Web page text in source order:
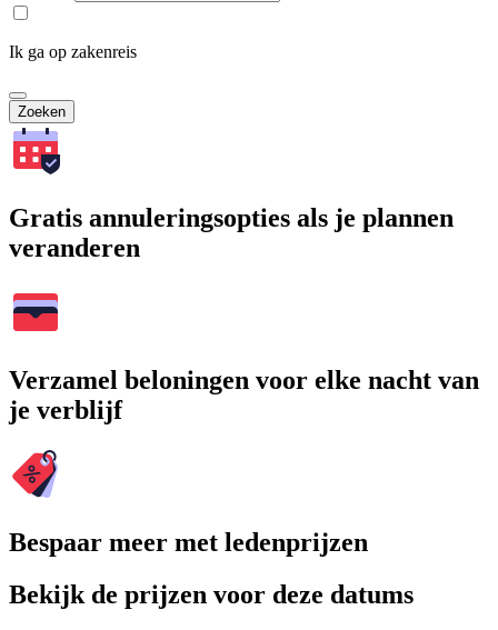
Ik ga op zakenreis
Zoeken
Gratis annuleringsopties als je plannen
veranderen
Verzamel beloningen voor elke nacht van
je verblijf
Bespaar meer met ledenprijzen
Bekijk de prijzen voor deze datums